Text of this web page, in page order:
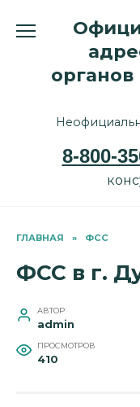
8-800-
ГЛАВНАЯ » ФСС
ФСС в г.
АВТОР
admin
ПРОСМОТРОВ
410